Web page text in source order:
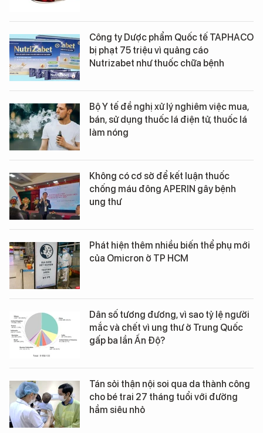
Công ty Dược phẩm Quốc tế TAPHACO
bị phạt 75 triệu vì quảng cáo
Nutrizabet như thuốc chữa bệnh
Bộ Y tế đề nghị xử lý nghiêm việc mua,
bán, sử dụng thuốc lá điện tử, thuốc lá
làm nóng
Không có cơ sở để kết luận thuốc
chống máu đông APERIN gây bệnh
ung thư
Phát hiện thêm nhiều biến thể phụ mới
của Omicron ở TP HCM
Dân số tương đương, vì sao tỷ lệ người
mắc và chết vì ung thư ở Trung Quốc
gấp ba lần Ấn Độ?
Tán sỏi thận nội soi qua da thành công
cho bé trai 27 tháng tuổi với đường
hầm siêu nhỏ